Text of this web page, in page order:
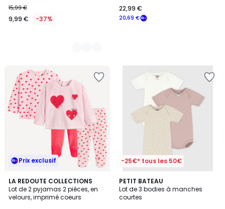
15,99 €
9,99 € -37% 20,69 €
22,99 €
Prix exclusif
LA REDOUTE COLLECTIONS
Lot de 2 pyjamas 2 pièces, en
velours, imprimé coeurs
-25€* tous les 50€
PETIT BATEAU
Lot de 3 bodies à manches
courtes